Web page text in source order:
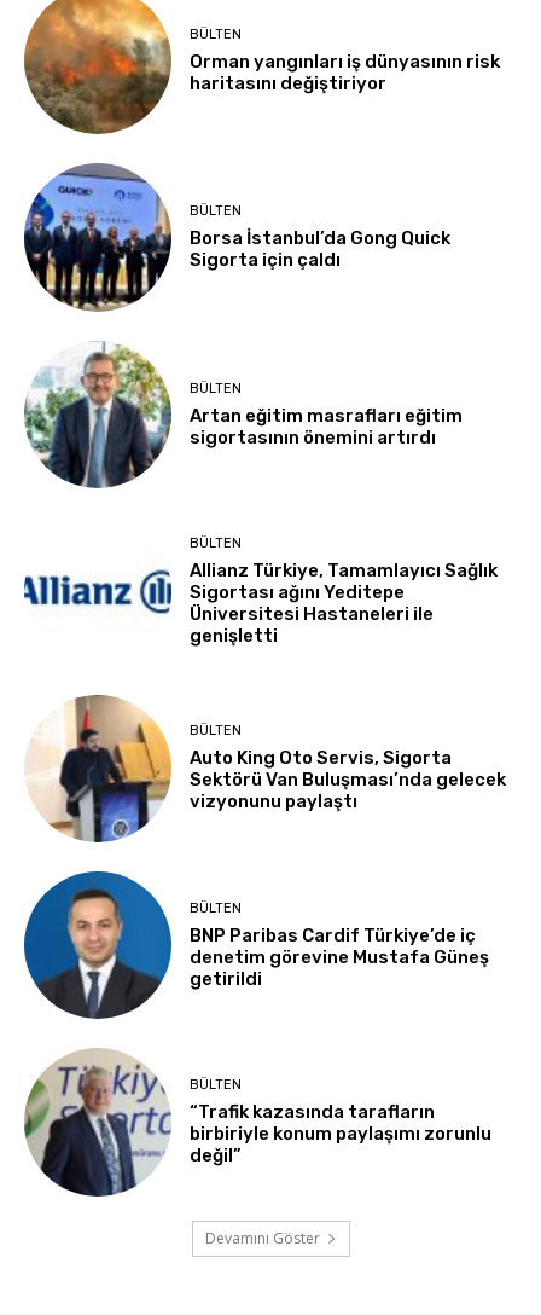
BÜLTEN
Orman yangınları iş dünyasının risk
haritasını değiştiriyor
BÜLTEN
Borsa İstanbul’da Gong Quick
Sigorta için çaldı
BÜLTEN
Artan eğitim masrafları eğitim
sigortasının önemini artırdı
BÜLTEN
Allianz Türkiye, Tamamlayıcı Sağlık
Sigortası ağını Yeditepe
Üniversitesi Hastaneleri ile
genişletti
BÜLTEN
Auto King Oto Servis, Sigorta
Sektörü Van Buluşması’nda gelecek
vizyonunu paylaştı
BÜLTEN
BNP Paribas Cardif Türkiye’de iç
denetim görevine Mustafa Güneş
getirildi
BÜLTEN
“Trafik kazasında tarafların
birbiriyle konum paylaşımı zorunlu
değil”
Devamını Göster